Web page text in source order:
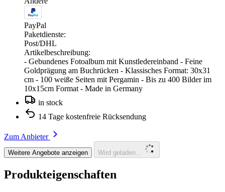
PayPal
Paketdienste:
Post/DHL
Artikelbeschreibung:
- Gebundenes Fotoalbum mit Kunstledereinband - Feine
Goldprägung am Buchrücken - Klassisches Format: 30x31
cm - 100 weiße Seiten mit Pergamin - Bis zu 400 Bilder im
10x15cm Format - Made in Germany
in stock
14 Tage kostenfreie Rücksendung
Zum Anbieter
Weitere Angebote anzeigen Wird geladen...
Produkteigenschaften